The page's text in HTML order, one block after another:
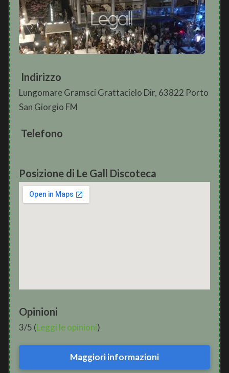
Indirizzo
Lungomare Gramsci Grattacielo Dir, 63822 Porto
San Giorgio FM
Telefono
Posizione di Le Gall Discoteca
Opinioni
3/5 (Leggi le opinioni)
Maggiori informazioni